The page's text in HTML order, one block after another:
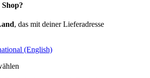
, das mit deiner Lieferadresse
(English)